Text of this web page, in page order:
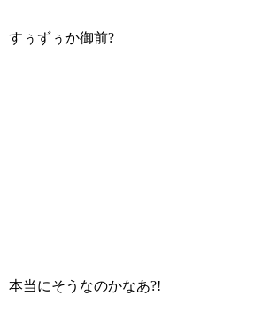
すぅずぅか御前?
本当にそうなのかなあ?!